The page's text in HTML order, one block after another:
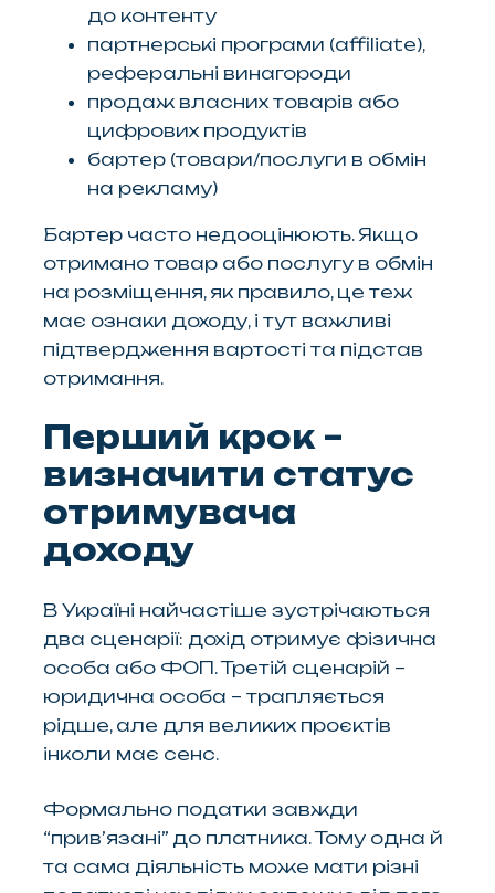
до контенту
партнерські програми (affiliate),
реферальні винагороди
продаж власних товарів або
цифрових продуктів
бартер (товари/послуги в обмін
на рекламу)
Бартер часто недооцінюють. Якщо
отримано товар або послугу в обмін
на розміщення, як правило, це теж
має ознаки доходу, і тут важливі
підтвердження вартості та підстав
отримання.
Перший крок –
визначити статус
отримувача
доходу
В Україні найчастіше зустрічаються
два сценарії: дохід отримує фізична
особа або ФОП. Третій сценарій –
юридична особа – трапляється
рідше, але для великих проєктів
інколи має сенс.
Формально податки завжди
“прив’язані” до платника. Тому одна й
та сама діяльність може мати різні